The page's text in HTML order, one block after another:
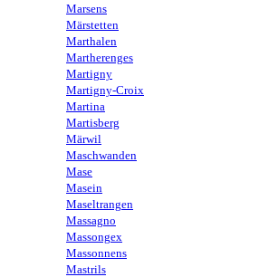
Marsens
Märstetten
Marthalen
Martherenges
Martigny
Martigny-Croix
Martina
Martisberg
Märwil
Maschwanden
Mase
Masein
Maseltrangen
Massagno
Massongex
Massonnens
Mastrils